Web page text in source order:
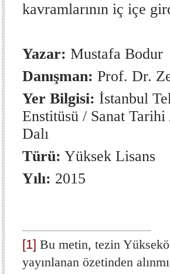
kavramlarının iç içe
Yazar: Mustafa Bodur
Danışman: Prof. Dr.
Yer Bilgisi: İstanbul
Enstitüsü / Sanat
Dalı
Türü: Yüksek Lisans
Yılı: 2015
[1] Bu metin, tezin
yayınlanan özetinden